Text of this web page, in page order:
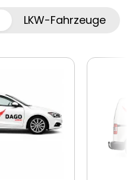
LKW-Fahrzeuge